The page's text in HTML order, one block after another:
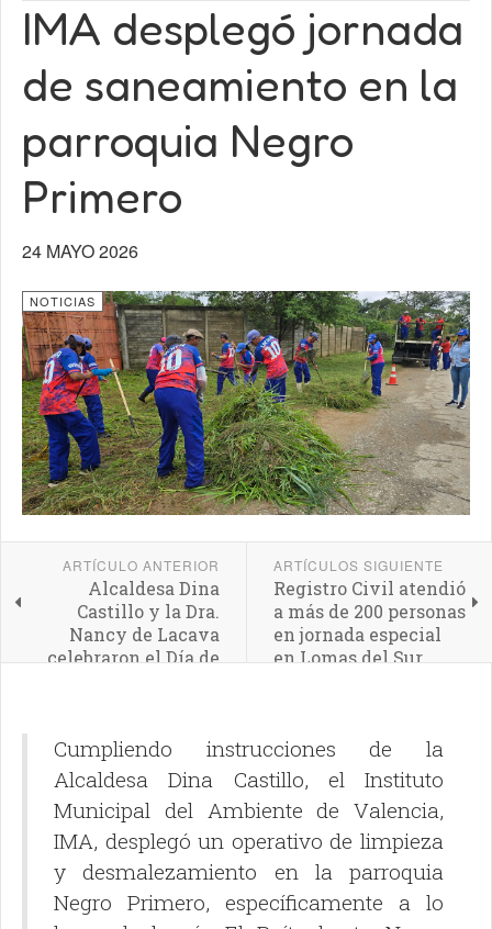
IMA desplegó jornada
de saneamiento en la
parroquia Negro
Primero
24 MAYO 2026
NOTICIAS
ARTÍCULO ANTERIOR
Alcaldesa Dina
Castillo y la Dra.
Nancy de Lacava
celebraron el Día de
ARTÍCULOS SIGUIENTE
Registro Civil atendió
a más de 200 personas
en jornada especial
en Lomas del Sur
Cumpliendo instrucciones de la
Alcaldesa Dina Castillo, el Instituto
Municipal del Ambiente de Valencia,
IMA, desplegó un operativo de limpieza
y desmalezamiento en la parroquia
Negro Primero, específicamente a lo